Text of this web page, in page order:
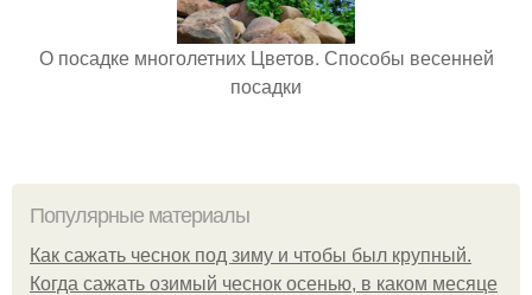
О посадке многолетних Цветов. Способы весенней
посадки
Популярные материалы
Как сажать чеснок под зиму и чтобы был крупный.
Когда сажать озимый чеснок осенью, в каком месяце